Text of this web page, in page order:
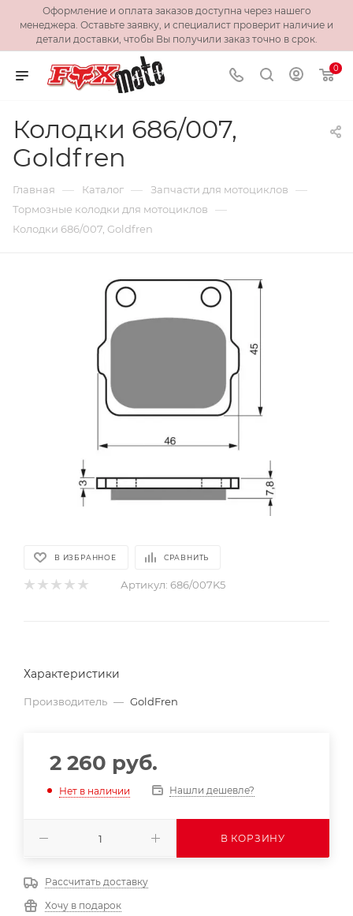
Оформление и оплата заказов доступна через нашего
менеджера. Оставьте заявку, и специалист проверит наличие и
детали доставки, чтобы Вы получили заказ точно в срок.
0
Колодки 686/007,
Goldfren
Главная — Каталог — Запчасти для мотоциклов —
Тормозные колодки для мотоциклов —
Колодки 686/007, Goldfren
В ИЗБРАННОЕ СРАВНИТЬ
Артикул: 686/007K5
Характеристики
Производитель — GoldFren
2 260 руб.
Нет в наличии Нашли дешевле?
В КОРЗИНУ
Рассчитать доставку
Хочу в подарок